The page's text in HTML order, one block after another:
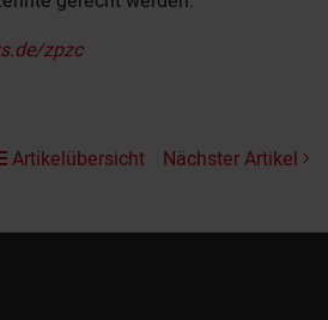
zpzc
Artikelübersicht Nächster Artikel